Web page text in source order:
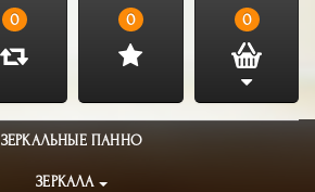
0 0 0
ЗЕРКАЛЬНЫЕ ПАННО
ЗЕРКАЛА